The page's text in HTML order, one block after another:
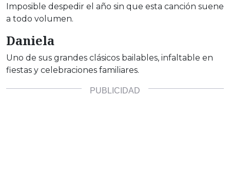
Imposible despedir el año sin que esta canción suene
a todo volumen.
Daniela
Uno de sus grandes clásicos bailables, infaltable en
fiestas y celebraciones familiares.